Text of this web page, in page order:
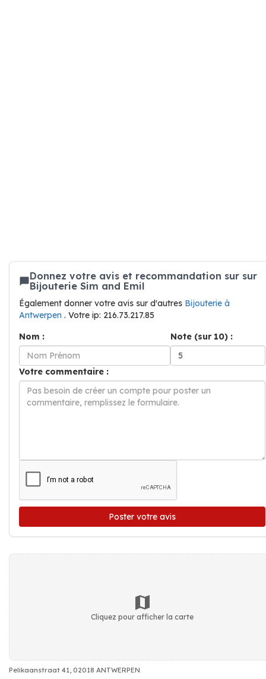
Donnez votre avis et recommandation sur sur
Bijouterie Sim and Emil
Également donner votre avis sur d'autres Bijouterie à
Antwerpen . Votre ip: 216.73.217.85
Nom :
Note (sur 10) :
Votre commentaire :
Poster votre avis
Cliquez pour afficher la carte
Pelikaanstraat 41, 02018 ANTWERPEN